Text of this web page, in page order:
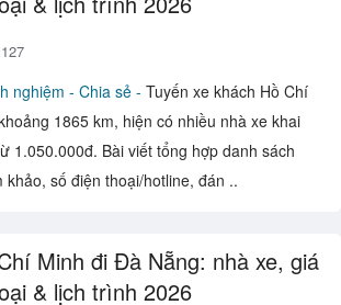
127
nghiệm - Chia sẻ - Tuyến xe khách Hồ Chí
1865 km, hiện có nhiều nhà xe khai
1.050.000đ. Bài viết tổng hợp danh sách
khảo, số điện thoại/hotline, đán ..
Minh đi Đà Nẵng: nhà xe, giá
& lịch trình 2026